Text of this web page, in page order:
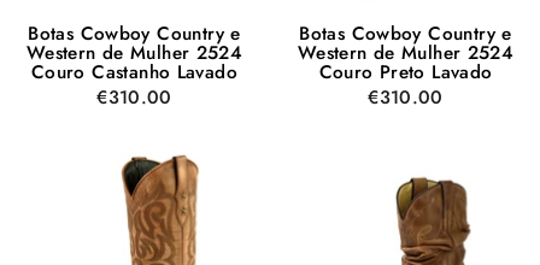
Botas Cowboy Country e
Western de Mulher 2524
Couro Castanho Lavado
€310.00
Botas Cowboy Country e
Western de Mulher 2524
Couro Preto Lavado
€310.00